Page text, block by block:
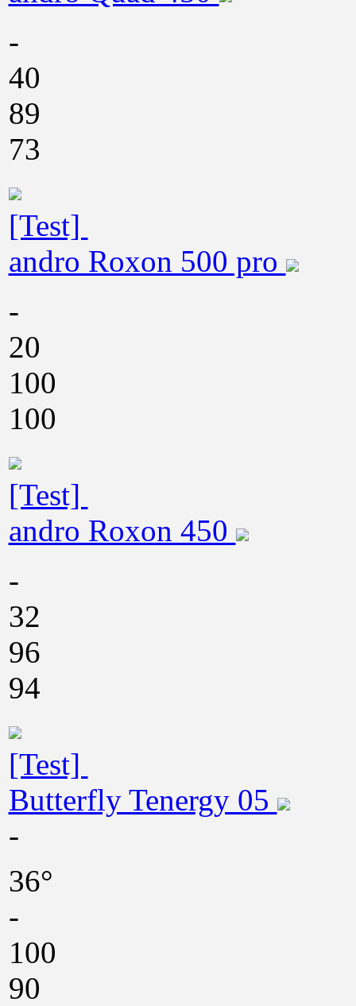
-
40
89
73
[Test]
andro Roxon 500 pro
-
20
100
100
[Test]
andro Roxon 450
-
32
96
94
[Test]
Butterfly Tenergy 05
-
36°
-
100
90